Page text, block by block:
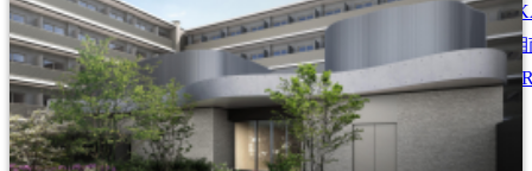
SHIBUYA/KAWASAKI/
町田/相模原/厚木/大和/湘
MACHIDA/
宇都宮
UTSUNOMIYA